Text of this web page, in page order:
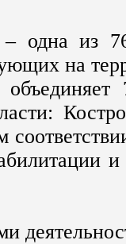
из 76
на